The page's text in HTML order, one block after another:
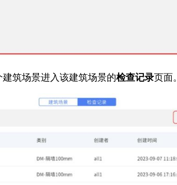
筑场景进入该建筑场景的检查记录页面。